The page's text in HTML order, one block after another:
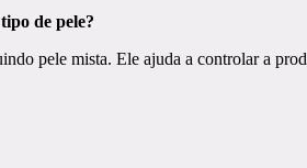
de pele?
pele mista. Ele ajuda a controlar a